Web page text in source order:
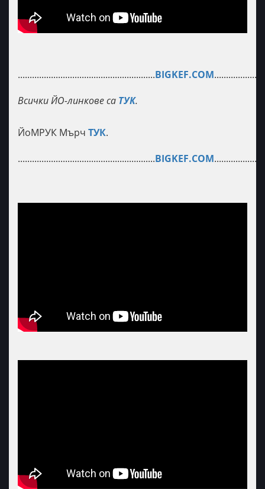
..........................................................BIGKEF.COM
Всички ЙО-линкове са ТУК.
ЙоМРУК Мърч ТУК.
..........................................................BIGKEF.COM